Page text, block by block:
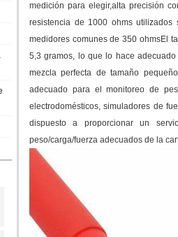
medición para elegir,alta precisión
resistencia de 1000 ohms
medidores comunes de 350 ohmsEl
5,3 gramos, lo que lo hace
mezcla perfecta de tamaño
adecuado para el monitoreo de
electrodomésticos, simuladores de
dispuesto a proporcionar un
peso/carga/fuerza adecuados de la